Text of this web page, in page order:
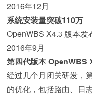
2016年12月
系统安装量突破110万
OpenWBS X4.3 版本发
2016年9月
第四代版本 OpenWBS
经过几个月闭关研发，
的优化，包括路由、日